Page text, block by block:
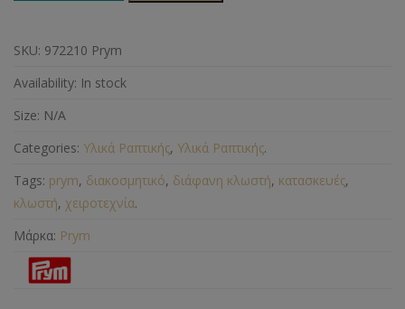
SKU: 972210 Prym
Availability: In stock
Size: N/A
Categories: Υλικά Ραπτικής, Υλικά Ραπτικής.
Tags: prym, διακοσμητικό, διάφανη κλωστή, κατασκευές,
κλωστή, χειροτεχνία.
Μάρκα: Prym